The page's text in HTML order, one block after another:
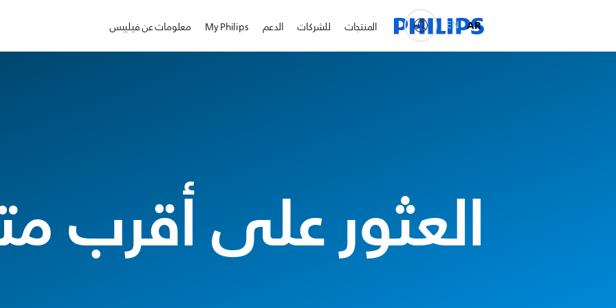
المنتجات للشركات الدعم My Philips معلومات عن فيليبس AR
EN
العثور على أقرب